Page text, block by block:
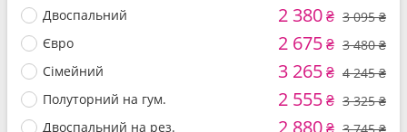
Двоспальний
2 380₴ 3 095 ₴
Євро
2 675₴ 3 480 ₴
Сімейний
3 265₴ 4 245 ₴
Полуторний на гум.
2 555₴ 3 325 ₴
Двоспальний на рез.
2 880